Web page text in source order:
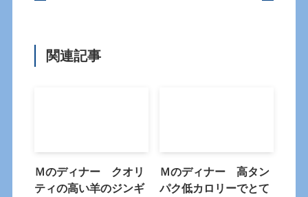
関連記事
Ｍのディナー クオリ
ティの高い羊のジンギ
Ｍのディナー 高タン
パク低カロリーでとて